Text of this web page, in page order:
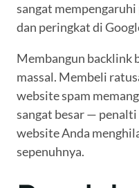
sangat
dan peringkat di
Membangun backlink
massal. Membeli
website spam
sangat besar —
website Anda
sepenuhnya.